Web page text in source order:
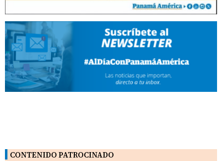
CONTENIDO PATROCINADO